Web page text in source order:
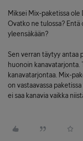
Miksei Mix-paketissa
Ovatko ne tulossa?
yleensäkään?
Sen verran täytyy antaa
huonoin
kanavatarjontaa. Mix-
on vastaavassa
ei saa kanavia vaikka